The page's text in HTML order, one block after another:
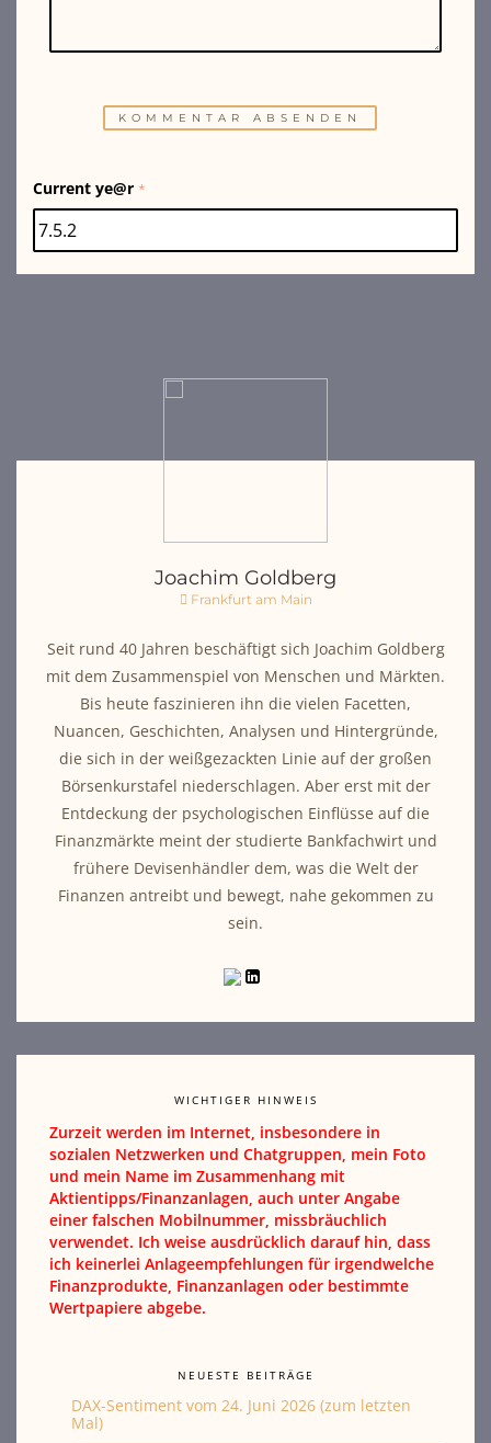
Current ye@r *
Joachim Goldberg
Frankfurt am Main
Seit rund 40 Jahren beschäftigt sich Joachim Goldberg
mit dem Zusammenspiel von Menschen und Märkten.
Bis heute faszinieren ihn die vielen Facetten,
Nuancen, Geschichten, Analysen und Hintergründe,
die sich in der weißgezackten Linie auf der großen
Börsenkurstafel niederschlagen. Aber erst mit der
Entdeckung der psychologischen Einflüsse auf die
Finanzmärkte meint der studierte Bankfachwirt und
frühere Devisenhändler dem, was die Welt der
Finanzen antreibt und bewegt, nahe gekommen zu
sein.
WICHTIGER HINWEIS
Zurzeit werden im Internet, insbesondere in
sozialen Netzwerken und Chatgruppen, mein Foto
und mein Name im Zusammenhang mit
Aktientipps/Finanzanlagen, auch unter Angabe
einer falschen Mobilnummer, missbräuchlich
verwendet. Ich weise ausdrücklich darauf hin, dass
ich keinerlei Anlageempfehlungen für irgendwelche
Finanzprodukte, Finanzanlagen oder bestimmte
Wertpapiere abgebe.
NEUESTE BEITRÄGE
DAX-Sentiment vom 24. Juni 2026 (zum letzten
Mal)